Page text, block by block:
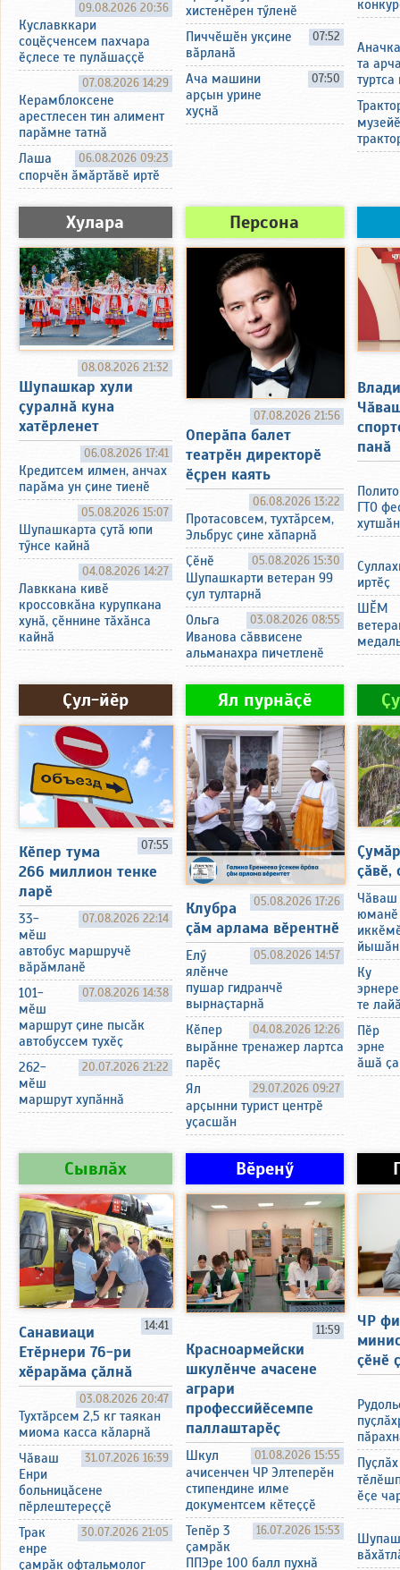
09.08.2026 20:36
Куславккари
соцӗҫченсем пахчара
ӗҫлесе те пулӑшаҫҫӗ
07.08.2026 14:29
Керамблоксене
арестлесен тин алимент
парӑмне татнӑ
06.08.2026 09:23
Лаша
спорчӗн ӑмӑртӑвӗ иртӗ
хистенӗрен тӳленӗ
07:52
Пиччӗшӗн укҫине
вӑрланӑ
07:50
Ача машини
арҫын урине
хуҫнӑ
та
Хулара
08.08.2026 21:32
Шупашкар хули
ҫуралнӑ куна
хатӗрленет
06.08.2026 17:41
Кредитсем илмен, анчах
парӑма ун ҫине тиенӗ
05.08.2026 15:07
Шупашкарта ҫутӑ юпи
тӳнсе кайнӑ
04.08.2026 14:27
Лавккана кивӗ
кроссовкӑна курупкана
хунӑ, ҫӗннине тӑхӑнса
кайнӑ
Персона
07.08.2026 21:56
Оперӑпа балет
театрӗн директорӗ
ӗҫрен каять
06.08.2026 13:22
Протасовсем, тухтӑрсем,
Эльбрус ҫине хӑпарнӑ
05.08.2026 15:30
Ҫӗнӗ
Шупашкарти ветеран 99
ҫул тултарнӑ
03.08.2026 08:55
Ольга
Иванова сӑввисене
альманахра пичетленӗ
панӑ
ГТО
иртӗҫ
ШӖМ
Ҫул-йӗр
07:55
Кӗпер тума
266 миллион тенке
ларӗ
07.08.2026 22:14
33-
мӗш
автобус маршручӗ
вӑрӑмланӗ
07.08.2026 14:38
101-
мӗш
маршрут ҫине пысӑк
автобуссем тухӗҫ
20.07.2026 21:22
262-
мӗш
маршрут хупӑннӑ
Ял пурнӑҫӗ
05.08.2026 17:26
Клубра
ҫӑм арлама вӗрентнӗ
05.08.2026 14:57
Елӳ
ялӗнче
пушар гидранчӗ
вырнаҫтарнӑ
04.08.2026 12:26
Кӗпер
вырӑнне тренажер лартса
парӗҫ
29.07.2026 09:27
Ял
арҫынни турист центрӗ
уҫасшӑн
Ҫумӑр
ҫӑвӗ,
Чӑваш
юманӗ
Ку
эрнере
те
Пӗр
эрне
ӑшӑ
Сывлӑх
14:41
Санавиаци
Етӗрнери 76-ри
хӗрарӑма ҫӑлнӑ
03.08.2026 20:47
Тухтӑрсем 2,5 кг таякан
миома касса кӑларнӑ
31.07.2026 16:39
Чӑваш
Енри
больницӑсене
пӗрлештереҫҫӗ
30.07.2026 21:05
Трак
енре
ҫамрӑк офтальмолог
Вӗренӳ
11:59
Красноармейски
шкулӗнче ачасене
аграри
профессийӗсемпе
паллаштарӗҫ
01.08.2026 15:55
Шкул
ачисенчен ЧР Элтеперӗн
стипендине илме
документсем кӗтеҫҫӗ
16.07.2026 15:53
Тепӗр 3
ҫамрӑк
ППЭре 100 балл пухнӑ
ЧР
ҫӗнӗ
Пуҫлӑх
ӗҫе